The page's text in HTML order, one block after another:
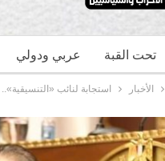
عربي ودولي تحت القبة
الأخبار استجابة لنائب